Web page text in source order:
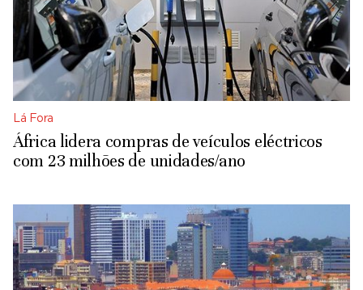
Lá Fora
África lidera compras de veículos eléctricos
com 23 milhões de unidades/ano